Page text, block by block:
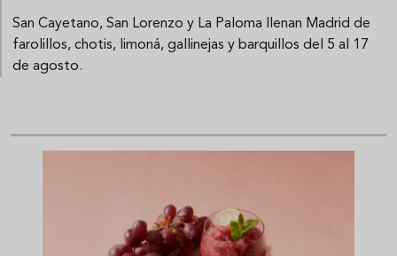
San Cayetano, San Lorenzo y La Paloma llenan Madrid de
farolillos, chotis, limoná, gallinejas y barquillos del 5 al 17
de agosto.